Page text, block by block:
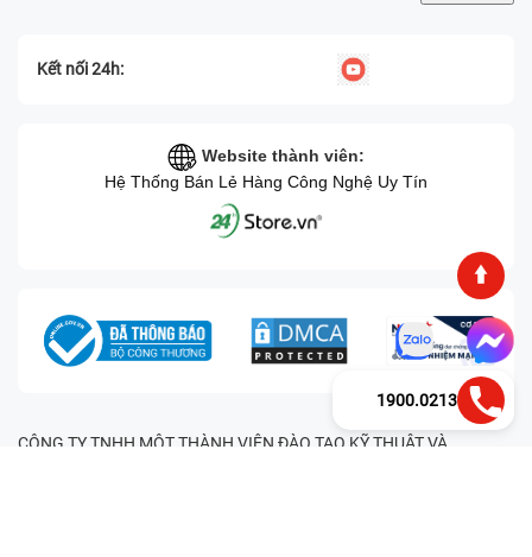
Kết nối 24h:
Website thành viên:
Hệ Thống Bán Lẻ Hàng Công Nghệ Uy Tín
CÔNG TY TNHH MỘT THÀNH VIÊN ĐÀO TẠO KỸ THUẬT VÀ
1900.0213